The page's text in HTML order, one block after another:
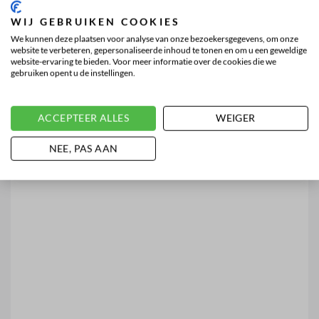
WIJ GEBRUIKEN COOKIES
We kunnen deze plaatsen voor analyse van onze bezoekersgegevens, om onze
website te verbeteren, gepersonaliseerde inhoud te tonen en om u een geweldige
website-ervaring te bieden. Voor meer informatie over de cookies die we
gebruiken opent u de instellingen.
ACCEPTEER ALLES WEIGER
NEE, PAS AAN